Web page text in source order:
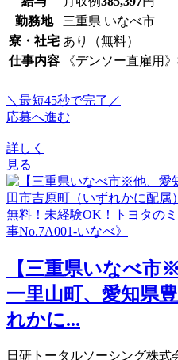
勤務地
三重県 いなべ市
寮・社宅 あり（無料）
仕事内容
《デンソー直雇用
＼最短45秒で完了／
応募へ進む
詳しく
見る
【三重県いなべ市
一里山町、愛知県
れかに...
日研トータルソーシング株式